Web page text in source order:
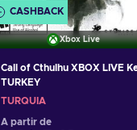
CASHBACK
Xbox Live
Call of Cthulhu XBOX LIVE
TURKEY
TURQUIA
A partir de